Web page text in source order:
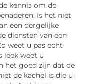
kennis om de
Is het niet
een dergelijke
diensten van een
weet u pas echt
leek weet u
het goed zijn dat de
de kachel is die u